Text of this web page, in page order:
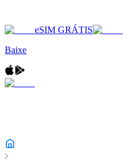
eSIM GRÁTIS
Baixe